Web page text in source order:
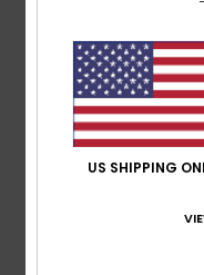
Customer
US SHIPPING